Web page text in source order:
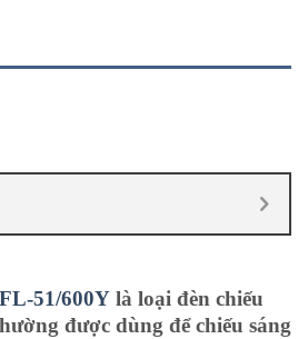
51/600Y là loại đèn chiếu
được dùng để chiếu sáng